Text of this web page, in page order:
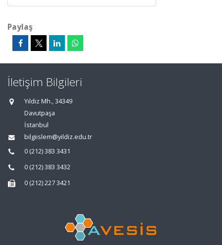
Paylaş
İletişim Bilgileri
Yıldız Mh., 34349
Davutpaşa
İstanbul
bilgiislem@yildiz.edu.tr
0 (212) 383 3431
0 (212) 383 3432
0 (212) 227 3421